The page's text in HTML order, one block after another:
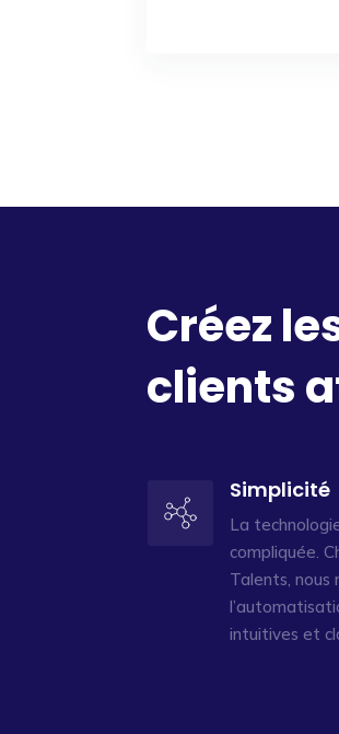
Créez
clients
Simplicité
La
compliquée.
Talents, nous
intuitives et